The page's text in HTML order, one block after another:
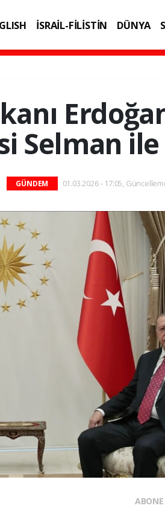
İSRAİL-FİLİSTİN DÜNYA
Selman
GÜNDEM 01.03.2026 - 17:05,